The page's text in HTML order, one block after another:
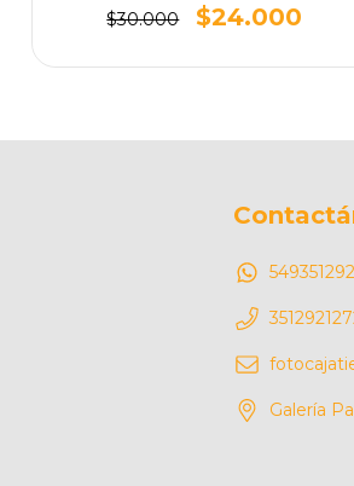
$30.000 $24.000
Galería